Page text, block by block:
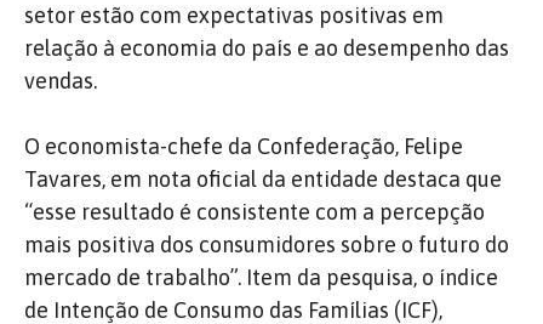
setor estão com expectativas positivas em
relação à economia do país e ao desempenho das
vendas.
O economista-chefe da Confederação, Felipe
Tavares, em nota oficial da entidade destaca que
“esse resultado é consistente com a percepção
mais positiva dos consumidores sobre o futuro do
mercado de trabalho”. Item da pesquisa, o índice
de Intenção de Consumo das Famílias (ICF),